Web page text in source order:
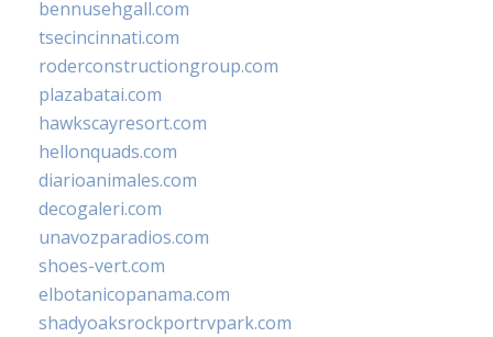
bennusehgall.com
tsecincinnati.com
roderconstructiongroup.com
plazabatai.com
hawkscayresort.com
hellonquads.com
diarioanimales.com
decogaleri.com
unavozparadios.com
shoes-vert.com
elbotanicopanama.com
shadyoaksrockportrvpark.com